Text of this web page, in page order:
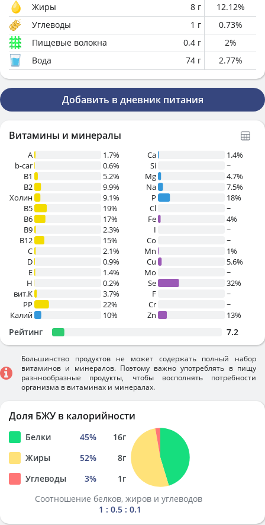
Жиры
8 г 12.12%
Углеводы
1 г 0.73%
Пищевые волокна
0.4 г 2%
Вода
74 г 2.77%
Добавить в дневник питания
Витамины и минералы
A
1.7%
b-car
0.6%
В1
5.2%
B2
9.9%
Холин
9.1%
B5
19%
B6
17%
B9
2.3%
B12
15%
C
2.1%
D
0.9%
E
1.4%
H
0.2%
вит.К
3.7%
PP
22%
Калий
10%
Ca
1.4%
Si
~
Mg
4.7%
Na
7.5%
P
18%
Cl
~
Fe
4%
I
~
Co
~
Mn
1%
Cu
5.6%
Mo
~
Se
32%
F
~
Cr
~
Zn
13%
Рейтинг 7.2
Большинство продуктов не может содержать полный набор
витаминов и минералов. Поэтому важно употреблять в пищу
разннообразные продукты, чтобы восполнять потребности
организма в витаминах и минералах.
Доля БЖУ в калорийности
Белки 45% 16г
Жиры
52% 8г
Углеводы
3% 1г
Соотношение белков, жиров и углеводов
1 : 0.5 : 0.1